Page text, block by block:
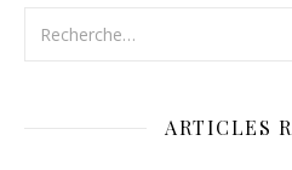
ARTICLES